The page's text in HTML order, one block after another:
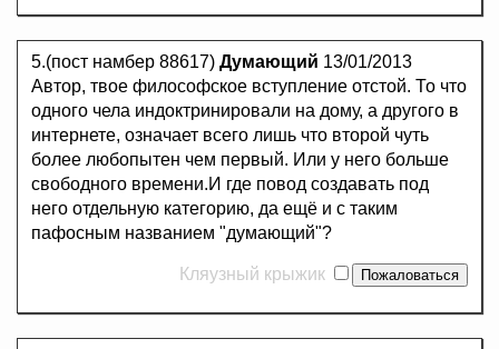
5.(пост намбер 88617) Думающий 13/01/2013
Автор, твое философское вступление отстой. То что
одного чела индоктринировали на дому, а другого в
интернете, означает всего лишь что второй чуть
более любопытен чем первый. Или у него больше
свободного времени.И где повод создавать под
него отдельную категорию, да ещё и с таким
пафосным названием "думающий"?
Кляузный крыжик